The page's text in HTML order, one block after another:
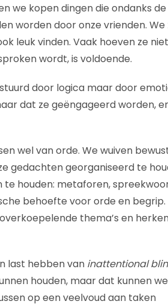
we kopen dingen die ondanks de
worden door onze vrienden. We
leuk vinden. Vaak hoeven ze
wordt, is voldoende.
door logica maar door
dat ze geëngageerd worden,
wel van orde. We wuiven
gedachten georganiseerd te
houden: metaforen,
behoefte voor orde en begrip.
thema’s en
last hebben van inattentional
houden, maar dat kunnen
op een veelvoud aan taken